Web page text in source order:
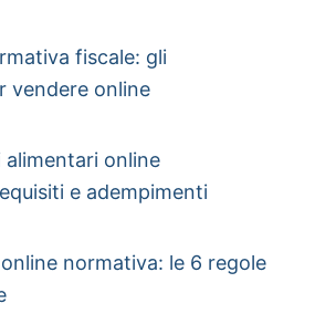
fiscale: gli
vendere online
online
e adempimenti
normativa: le 6 regole